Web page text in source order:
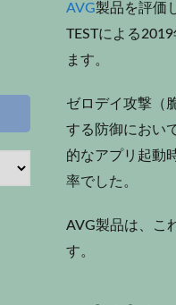
AVG製品を評価
TESTによる
ます。
ゼロデイ攻撃（
する防御におい
的なアプリ起動
率でした。
AVG製品は、こ
す。